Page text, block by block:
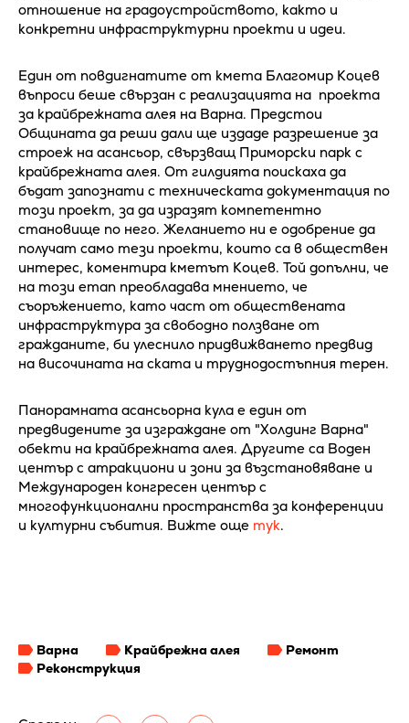
отношение на градоустройството, както и
конкретни инфраструктурни проекти и идеи.
Един от повдигнатите от кмета Благомир Коцев
въпроси беше свързан с реализацията на проекта
за крайбрежната алея на Варна. Предстои
Общината да реши дали ще издаде разрешение за
строеж на асансьор, свързващ Приморски парк с
крайбрежната алея. От гилдията поискаха да
бъдат запознати с техническата документация по
този проект, за да изразят компетентно
становище по него. Желанието ни е одобрение да
получат само тези проекти, които са в обществен
интерес, коментира кметът Коцев. Той допълни, че
на този етап преобладава мнението, че
съоръжението, като част от обществената
инфраструктура за свободно ползване от
гражданите, би улеснило придвижването предвид
на височината на ската и труднодостъпния терен.
Панорамната асансьорна кула е един от
предвидените за изграждане от "Холдинг Варна"
обекти на крайбрежната алея. Другите са Воден
център с атракциони и зони за възстановяване и
Международен конгресен център с
многофункционални пространства за конференции
и културни събития. Вижте още тук.
Варна Крайбрежна алея
Ремонт
Реконструкция